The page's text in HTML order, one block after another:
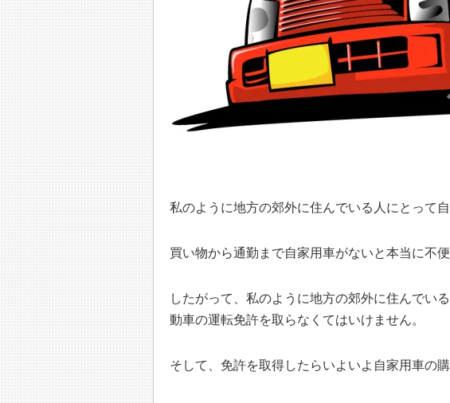
私のように地方の郊外に住んでいる人にとって
買い物から通勤まで自家用車がないと本当に不便
したがって、私のように地方の郊外に住んでい
動車の運転免許を取らなくてはいけません。
そして、免許を取得したらいよいよ自家用車の購